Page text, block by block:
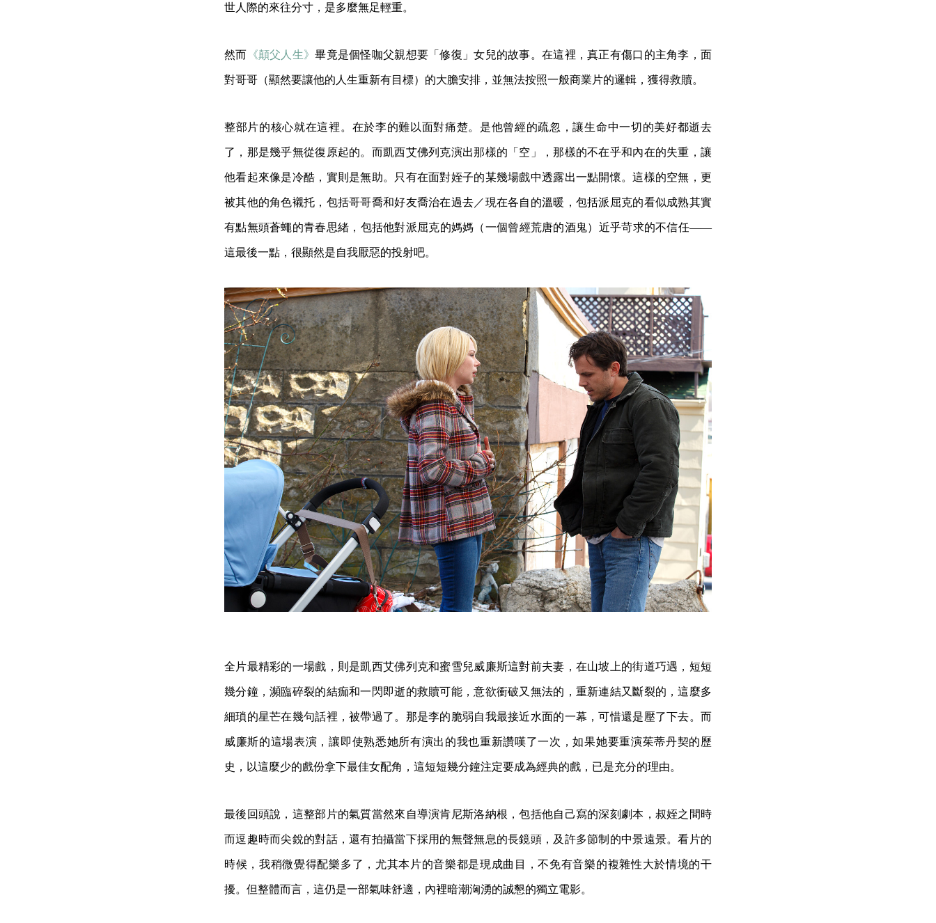
世人際的來往分寸，是多麼無足輕重。
然而 《顛父人生》畢竟是個怪咖父親想要「修復」女兒的故事。在這裡，真正有傷口的主角李，面
對哥哥（顯然要讓他的人生重新有目標）的大膽安排，並無法按照一般商業片的邏輯，獲得救贖。
整部片的核心就在這裡。在於李的難以面對痛楚。是他曾經的疏忽，讓生命中一切的美好都逝去
了，那是幾乎無從復原起的。而凱西艾佛列克演出那樣的「空」，那樣的不在乎和內在的失重，讓
他看起來像是冷酷，實則是無助。只有在面對姪子的某幾場戲中透露出一點開懷。這樣的空無，更
被其他的角色襯托，包括哥哥喬和好友喬治在過去／現在各自的溫暖，包括派屈克的看似成熟其實
有點無頭蒼蠅的青春思緒，包括他對派屈克的媽媽（一個曾經荒唐的酒鬼）近乎苛求的不信任——
這最後一點，很顯然是自我厭惡的投射吧。
全片最精彩的一場戲，則是凱西艾佛列克和蜜雪兒威廉斯這對前夫妻，在山坡上的街道巧遇，短短
幾分鐘，瀕臨碎裂的結痂和一閃即逝的救贖可能，意欲衝破又無法的，重新連結又斷裂的，這麼多
細瑣的星芒在幾句話裡，被帶過了。那是李的脆弱自我最接近水面的一幕，可惜還是壓了下去。而
威廉斯的這場表演，讓即使熟悉她所有演出的我也重新讚嘆了一次，如果她要重演茱蒂丹契的歷
史，以這麼少的戲份拿下最佳女配角，這短短幾分鐘注定要成為經典的戲，已是充分的理由。
最後回頭說，這整部片的氣質當然來自導演肯尼斯洛納根，包括他自己寫的深刻劇本，叔姪之間時
而逗趣時而尖銳的對話，還有拍攝當下採用的無聲無息的長鏡頭，及許多節制的中景遠景。看片的
時候，我稍微覺得配樂多了，尤其本片的音樂都是現成曲目，不免有音樂的複雜性大於情境的干
擾。但整體而言，這仍是一部氣味舒適，內裡暗潮洶湧的誠懇的獨立電影。